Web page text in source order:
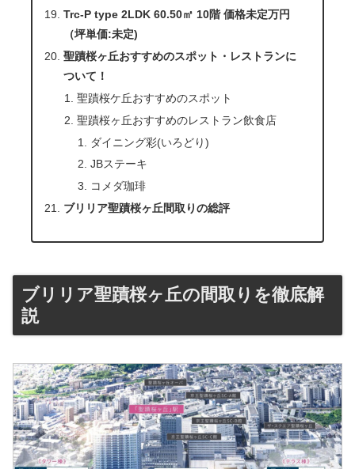
Trc-P type 2LDK 60.50㎡ 10階 価格未定万円
（坪単価:未定)
聖蹟桜ヶ丘おすすめのスポット・レストランに
ついて！
聖蹟桜ケ丘おすすめのスポット
聖蹟桜ヶ丘おすすめのレストラン飲食店
ダイニング彩(いろどり)
JBステーキ
コメダ珈琲
ブリリア聖蹟桜ヶ丘間取りの総評
ブリリア聖蹟桜ヶ丘の間取りを徹底解
説